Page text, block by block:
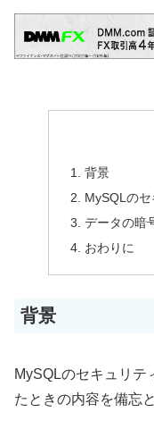
背景
MySQLの
データの暗
おわりに
背景
MySQLのセキュリテ
たときの内容を備忘